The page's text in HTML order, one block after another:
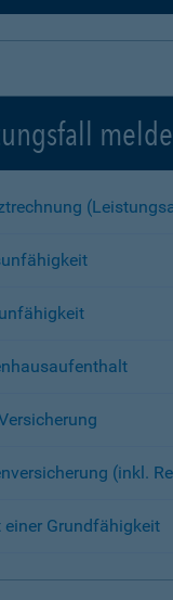
(inkl.
einer Grundfähigkeit